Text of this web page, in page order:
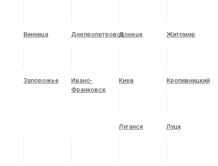
Винница ДнепропетровскДонецк Житомир
Запорожье
Ивано-
Франковск
Киев Кропивницкий
Луганск Луцк